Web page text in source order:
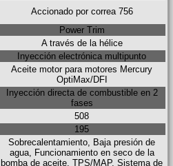
Accionado por correa 756
Power Trim
A través de la hélice
Inyección electrónica multipunto
Aceite motor para motores Mercury
OptiMax/DFI
Inyección directa de combustible en 2
fases
508
195
Sobrecalentamiento, Baja presión de
agua, Funcionamiento en seco de la
bomba de aceite, TPS/MAP, Sistema de